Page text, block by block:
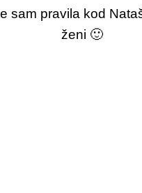
sam pravila kod
ženi 🙂